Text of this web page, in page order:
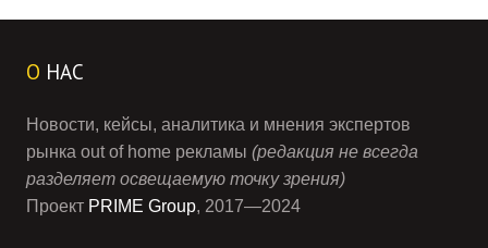
О НАС
Новости, кейсы, аналитика и мнения экспертов
рынка out of home рекламы (редакция не всегда
разделяет освещаемую точку зрения)
Проект PRIME Group, 2017—2024